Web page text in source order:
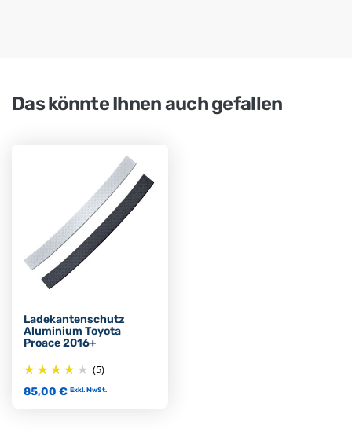
Das könnte Ihnen auch gefallen
Ladekantenschutz
Aluminium Toyota
Proace 2016+
(5)
85,00 € Exkl. MwSt.